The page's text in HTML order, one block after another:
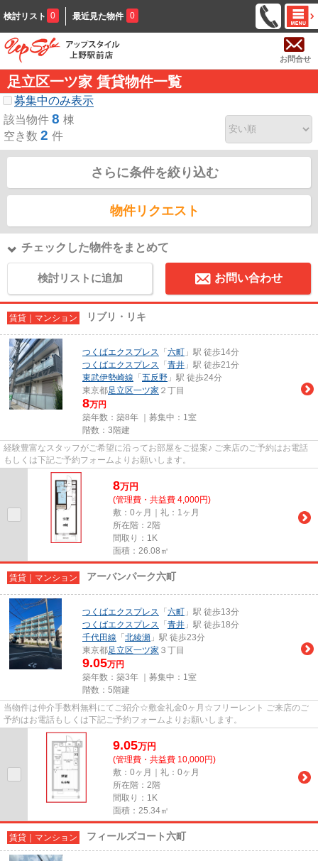
検討リスト 0 最近見た物件 0
お問合せ
足立区一ツ家 賃貸物件一覧
募集中のみ表示
該当物件 8 棟
空き数 2 件
さらに条件を絞り込む
物件リクエスト
チェックした物件をまとめて
検討リストに追加 お問い合わせ
賃貸｜マンション リブリ・リキ
つくばエクスプレス 「 六町 」駅 徒歩14分
つくばエクスプレス 「 青井 」駅 徒歩21分
東武伊勢崎線 「 五反野 」駅 徒歩24分
東京都足立区一ツ家 ２丁目
8万円
築年数：築8年 ｜募集中： 1室
階数：3階建
経験豊富なスタッフがご希望に沿ってお部屋をご提案♪ ご来店のご予約はお電話
もしくは下記ご予約フォームよりお願いします。
8万円
(管理費・共益費 4,000円)
敷：0ヶ月｜礼：1ヶ月
所在階：2階
間取り：1K
面積：26.08㎡
賃貸｜マンション アーバンパーク六町
つくばエクスプレス 「 六町 」駅 徒歩13分
つくばエクスプレス 「 青井 」駅 徒歩18分
千代田線 「 北綾瀬 」駅 徒歩23分
東京都足立区一ツ家 ３丁目
9.05万円
築年数：築3年 ｜募集中： 1室
階数：5階建
当物件は仲介手数料無料にてご紹介☆敷金礼金0ヶ月☆フリーレント ご来店のご
予約はお電話もしくは下記ご予約フォームよりお願いします。
9.05万円
(管理費・共益費 10,000円)
敷：0ヶ月｜礼：0ヶ月
所在階：2階
間取り：1K
面積：25.34㎡
賃貸｜マンション フィールズコート六町